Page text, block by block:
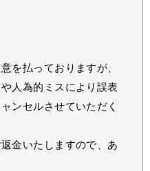
を払っておりますが、
人為的ミスにより誤表
ンセルさせていただく
金いたしますので、あ